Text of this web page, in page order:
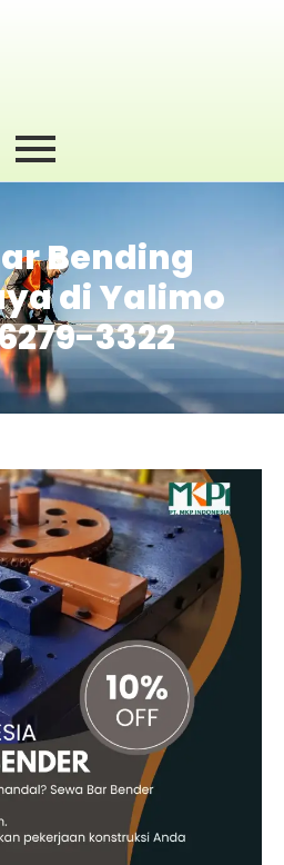
Bending
di Yalimo
3322